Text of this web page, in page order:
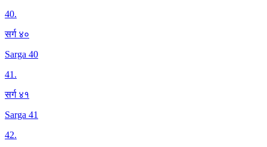
40.
सर्ग ४०
Sarga 40
41.
सर्ग ४१
Sarga 41
42.